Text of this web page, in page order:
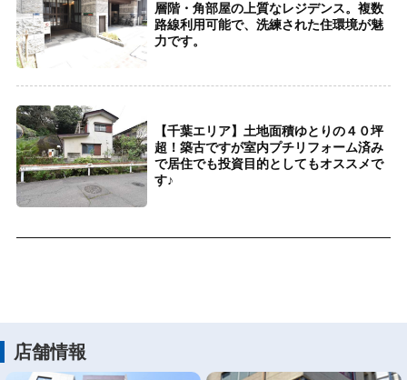
層階・角部屋の上質なレジデンス。複数
路線利用可能で、洗練された住環境が魅
力です。
【千葉エリア】土地面積ゆとりの４０坪
超！築古ですが室内プチリフォーム済み
で居住でも投資目的としてもオススメで
す♪
店舗情報